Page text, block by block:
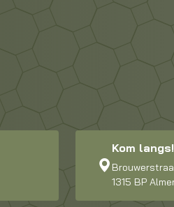
Kom langs!
1315 BP